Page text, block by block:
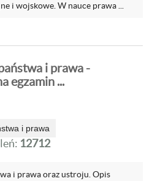
i wojskowe. W nauce prawa ...
i prawa -
egzamin ...
i prawa
12712
i prawa oraz ustroju. Opis